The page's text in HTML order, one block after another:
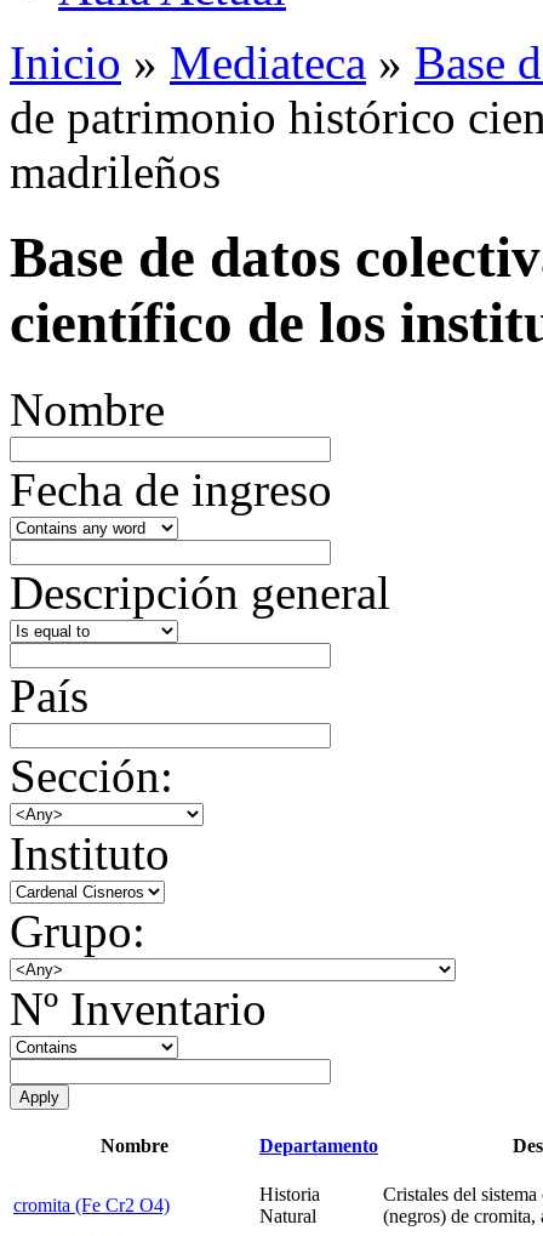
Inicio » Mediateca » Base
de patrimonio histórico
madrileños
Base de datos
científico de los
Nombre
Fecha de ingreso
Descripción general
País
Sección:
Instituto
Grupo:
Nº Inventario
Nombre Departamento
cromita (Fe Cr2 O4)
Historia
Natural
Cristales del
(negros) de cromita,